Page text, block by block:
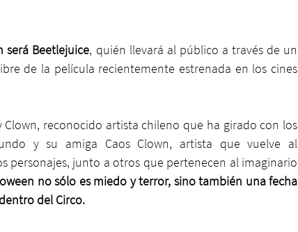
será Beetlejuice, quién llevará al público a través de un
de la película recientemente estrenada en los cines
reconocido artista chileno que ha girado con los
y su amiga Caos Clown, artista que vuelve al
personajes, junto a otros que pertenecen al imaginario
no sólo es miedo y terror, sino también una fecha
del Circo.